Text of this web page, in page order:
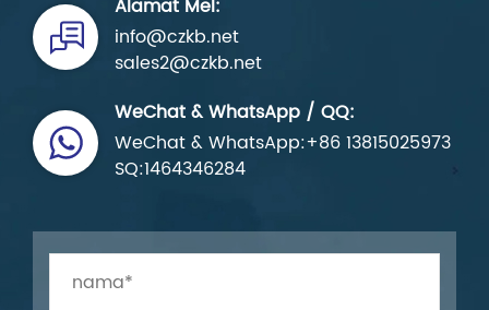
Alamat Mel:
info@czkb.net
sales2@czkb.net
WeChat & WhatsApp / QQ:
WeChat & WhatsApp:+86 13815025973
SQ:1464346284